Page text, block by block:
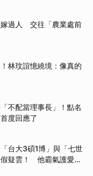
過人 交往「農業處前
林玟誼憶繞境：像真的
不配當理事長」！點名
度回應了
台大3碩1博」與「七世
疑雲！ 他霸氣護愛：